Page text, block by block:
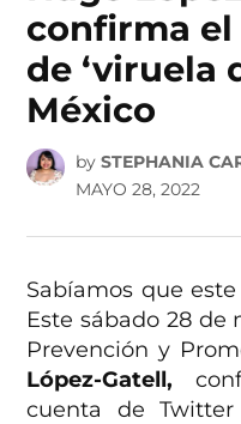
confirma
de ‘viruela
México
by STEPHANIA
MAYO 28, 2022
Sabíamos que
Este sábado 28 de
Prevención y
López-Gatell,
cuenta de